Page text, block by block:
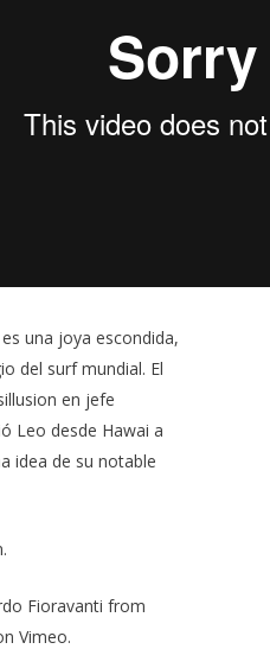
es una joya escondida,
del surf mundial. El
en jefe
Leo desde Hawai a
idea de su notable
Fioravanti from
Vimeo.